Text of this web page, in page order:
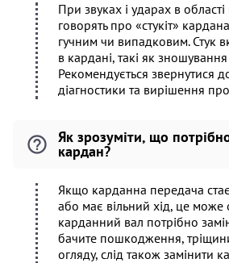
При звуках і ударах в
говорять про «стукіт»
гучним чи випадковим. Стук
в кардані, такі як
Рекомендується звернутися
діагностики та вирішення
Як зрозуміти, що
кардан?
Якщо карданна передача
або має вільний хід, це може
карданний вал потрібно
бачите пошкодження,
огляду, слід також замінити